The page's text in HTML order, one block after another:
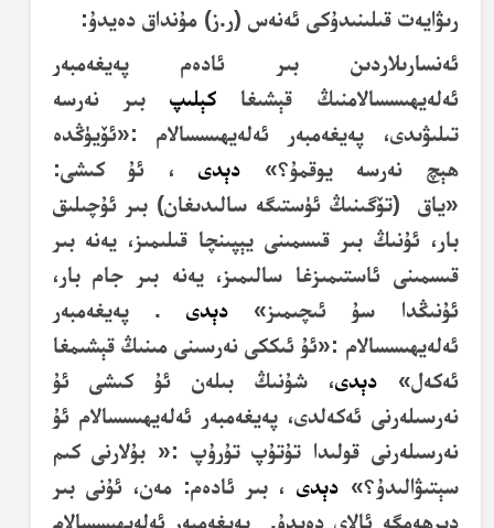
رىۋايەت قىلىنىدۇكى ئەنەس (ر.ز) مۇنداق دەيدۇ:
ئەنسارىلاردىن بىر ئادەم پەيغەمبەر
ئەلەيھىسسالامنىڭ قېشىغا كېلىپبىر نەرسە
تىلىۋىدى، پەيغەمبەر ئەلەيھىسسالام :«ئۆيۈڭدە
ھېچ نەرسە يوقمۇ؟» دېدى ، ئۇ كىشى:
«ياق
(تۆگىنىڭ ئۈستىگە سالىدىغان) بىر ئۇچىلىق
بار، ئۇنىڭ بىر قىسمىنى يېپىنچا قىلىمىز، يەنە بىر
قىسمىنى ئاستىمىزغا سالىمىز، يەنە بىر جام بار،
ئۇنىڭدا سۇ ئىچىمىز»دېدى . پەيغەمبەر
ئەلەيھىسسالام :«ئۇ ئىككى نەرسىنى مىنىڭ قېشىمغا
ئەكەل»دېدى، شۇنىڭ بىلەن ئۇ كىشى ئۇ
نەرسىلەرنى ئەكەلدى، پەيغەمبەر ئەلەيھىسسالام ئۇ
نەرسىلەرنى قولىدا تۇتۇپ تۇرۇپ :« بۇلارنى كىم
سېتىۋالىدۇ؟» دېدى ، بىر ئادەم: مەن، ئۇنى بىر
دىرھەمگە ئالاي دەيدۇ.
پەيغەمبەر ئەلەيھىسسالام